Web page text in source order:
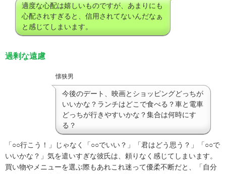
適度な心配は嬉しいものですが、あまりにも
心配されすぎると、信用されてないんだなぁ
と感じてしまいます。
過剰な遠慮
懐狭男
今後のデート、映画とショッピングどっちが
いいかな？ランチはどこで食べる？車と電車
どっちが行きやすいかな？集合は何時にす
る？
「○○行こう！」じゃなく「○○でいい？」「君はどう思う？」「○○で
いいかな？」気を遣いすぎな彼氏は、頼りなく感じてしまいます。
買い物やメニューを選ぶ際もあれこれ迷って優柔不断だと、「自分